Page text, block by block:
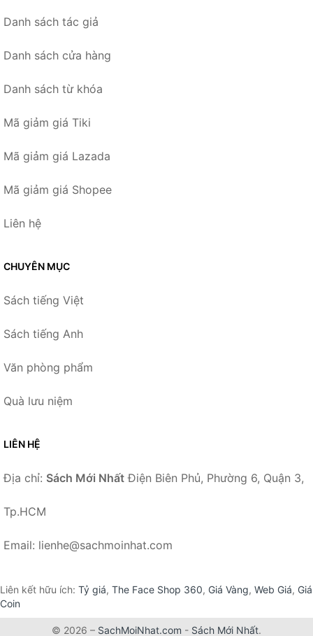
Danh sách tác giả
Danh sách cửa hàng
Danh sách từ khóa
Mã giảm giá Tiki
Mã giảm giá Lazada
Mã giảm giá Shopee
Liên hệ
CHUYÊN MỤC
Sách tiếng Việt
Sách tiếng Anh
Văn phòng phẩm
Quà lưu niệm
LIÊN HỆ
Địa chỉ: Sách Mới Nhất Điện Biên Phủ, Phường 6, Quận 3,
Tp.HCM
Email: lienhe@sachmoinhat.com
Liên kết hữu ích: Tỷ giá, The Face Shop 360, Giá Vàng, Web Giá, Giá
Coin
© 2026 – SachMoiNhat.com - Sách Mới Nhất.